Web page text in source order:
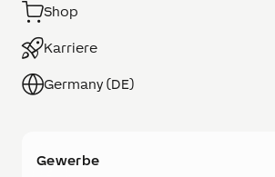
Shop
Karriere
Germany (DE)
Gewerbe